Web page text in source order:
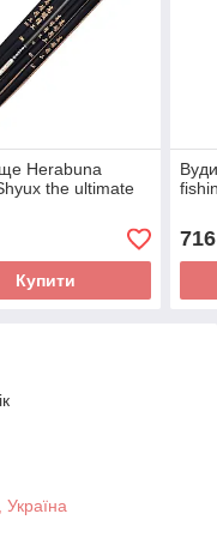
Herabuna
the ultimate
Купити